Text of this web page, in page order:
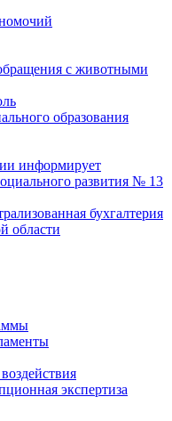
с животными
образования
информирует
развития № 13
бухгалтерия
области
экспертиза